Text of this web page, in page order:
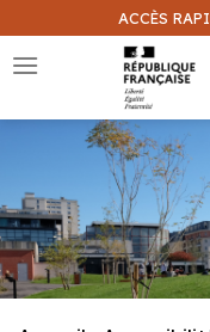
au
contenu
ACCÈS
Que
Une